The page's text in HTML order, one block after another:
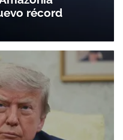
nuestro boletín.
ACEPTAR
récord